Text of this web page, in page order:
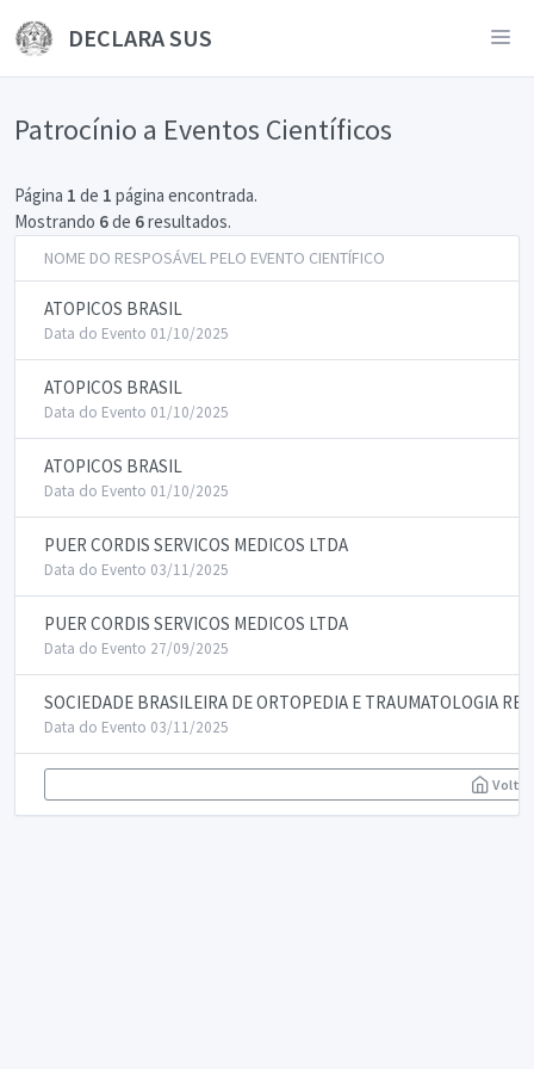
DECLARA SUS
Patrocínio a Eventos Científicos
Página 1 de 1 página encontrada.
Mostrando 6de 6resultados.
NOME DO RESPOSÁVEL PELO EVENTO CIENTÍFICO
ATOPICOS BRASIL
Data do Evento 01/10/2025
ATOPICOS BRASIL
Data do Evento 01/10/2025
ATOPICOS BRASIL
Data do Evento 01/10/2025
PUER CORDIS SERVICOS MEDICOS LTDA
Data do Evento 03/11/2025
PUER CORDIS SERVICOS MEDICOS LTDA
Data do Evento 27/09/2025
SOCIEDADE BRASILEIRA DE ORTOPEDIA E TRAUMATOLOGIA
Data do Evento 03/11/2025
Voltar